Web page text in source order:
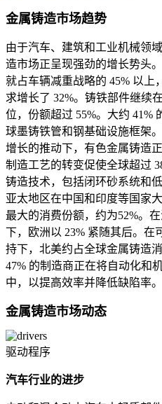
金属铸造市场趋势
由于汽车、建筑和工业机械领
造市场正呈现强劲的增长势头
就占车辆减重战略的 45% 以上
求增长了 32%。铸铁部件继续
位，份额超过 55%。大约 41%
球墨铸铁管和钢基础设施框架
增长的推动下，有色金属铸造
制造工艺的转变促使全球超过
铸造技术，包括闭环砂系统和
亚太地区在中国和印度等国家
最大的消费份额，约为52%。
下，欧洲以 23% 紧随其后。在
持下，北美约占全球金属铸造
47% 的制造商正在将自动化和
中，以提高效率并降低缺陷率。
金属铸造市场动态
驱动程序
汽车行业的进步